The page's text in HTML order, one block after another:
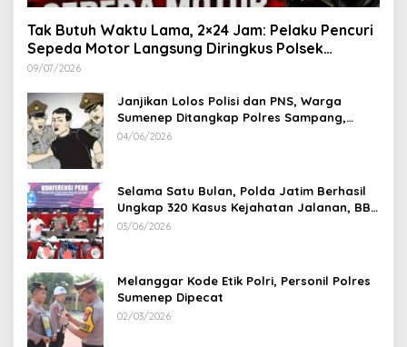
Tak Butuh Waktu Lama, 2×24 Jam: Pelaku Pencuri
Sepeda Motor Langsung Diringkus Polsek
Lenteng di Wilayah Manding
09/07/2026
Janjikan Lolos Polisi dan PNS, Warga
Sumenep Ditangkap Polres Sampang,
Korban Rugi Rp 600 juta
04/06/2026
Selama Satu Bulan, Polda Jatim Berhasil
Ungkap 320 Kasus Kejahatan Jalanan, BB
100 Sepeda Motor dan 12 Mobil Diamankan
03/06/2026
Melanggar Kode Etik Polri, Personil Polres
Sumenep Dipecat
02/03/2026